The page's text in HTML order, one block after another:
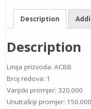
Description
Description
Linija prizvoda: ACBB
Broj redova: 1
Vanjski promjer: 320.000
Unutrašnji promjer: 150.000